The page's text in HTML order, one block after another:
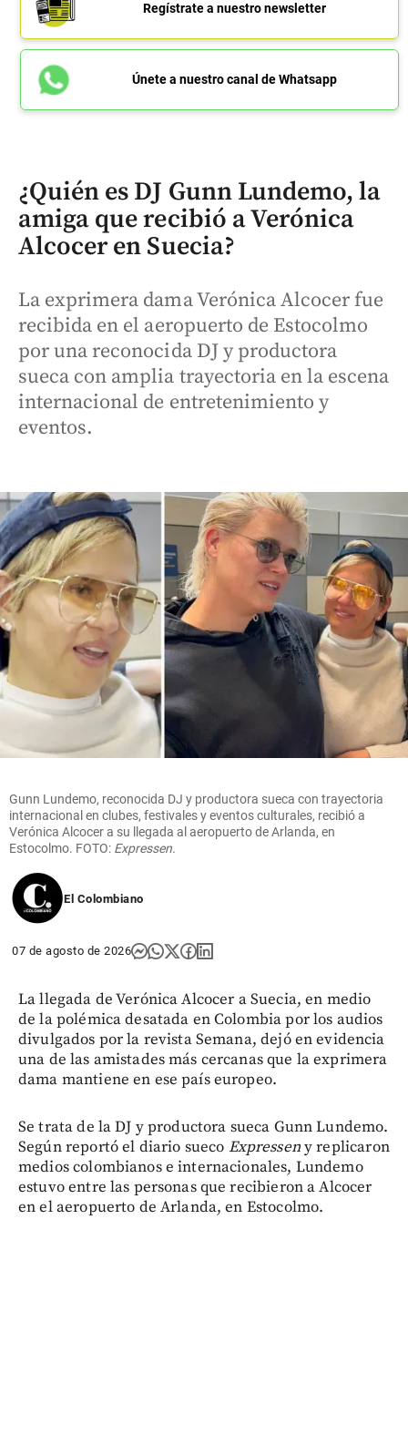
Regístrate a nuestro newsletter
Únete a nuestro canal de Whatsapp
¿Quién es DJ Gunn Lundemo, la
amiga que recibió a Verónica
Alcocer en Suecia?
La exprimera dama Verónica Alcocer fue
recibida en el aeropuerto de Estocolmo
por una reconocida DJ y productora
sueca con amplia trayectoria en la escena
internacional de entretenimiento y
eventos.
Gunn Lundemo, reconocida DJ y productora sueca con trayectoria
internacional en clubes, festivales y eventos culturales, recibió a
Verónica Alcocer a su llegada al aeropuerto de Arlanda, en
Estocolmo. FOTO: Expressen.
El Colombiano
07 de agosto de 2026
La llegada de Verónica Alcocer a Suecia, en medio
de la polémica desatada en Colombia por los audios
divulgados por la revista Semana, dejó en evidencia
una de las amistades más cercanas que la exprimera
dama mantiene en ese país europeo.
Se trata de la DJ y productora sueca Gunn Lundemo.
Según reportó el diario sueco Expresseny replicaron
medios colombianos e internacionales, Lundemo
estuvo entre las personas que recibieron a Alcocer
en el aeropuerto de Arlanda, en Estocolmo.